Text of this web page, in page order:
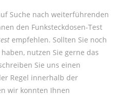
Suche nach weiterführenden
den Funksteckdosen-Test
empfehlen. Sollten Sie noch
nutzen Sie gerne das
Sie uns einen
Regel innerhalb der
wir konnten Ihnen